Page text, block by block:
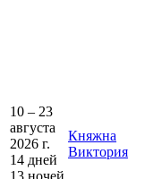
10 – 23
августа
2026 г.
14 дней
Княжна
Виктория